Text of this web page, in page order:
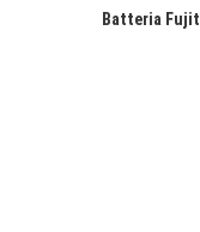
Batteria